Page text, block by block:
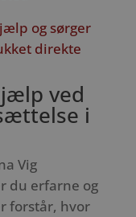
og sørger
direkte
ved
i
Vig
du erfarne og
forstår, hvor